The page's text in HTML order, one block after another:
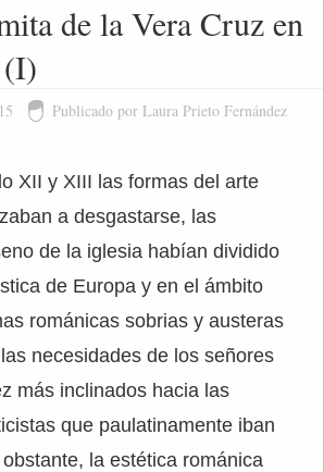
de la Vera Cruz en
Publicado por Laura Prieto Fernández
XII y XIII las formas del arte
a desgastarse, las
de la iglesia habían dividido
de Europa y en el ámbito
románicas sobrias y austeras
necesidades de los señores
más inclinados hacia las
que paulatinamente iban
la estética románica